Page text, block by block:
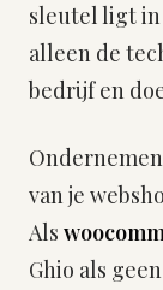
sleutel ligt in
alleen de
bedrijf en
van je
Als
Ghio als